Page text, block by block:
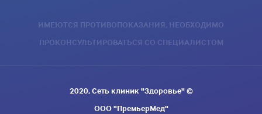
ИМЕЮТСЯ ПРОТИВОПОКАЗАНИЯ, НЕОБХОДИМО
ПРОКОНСУЛЬТИРОВАТЬСЯ СО СПЕЦИАЛИСТОМ
2020, Сеть клиник "Здоровье" ©
ООО "ПремьерМед"